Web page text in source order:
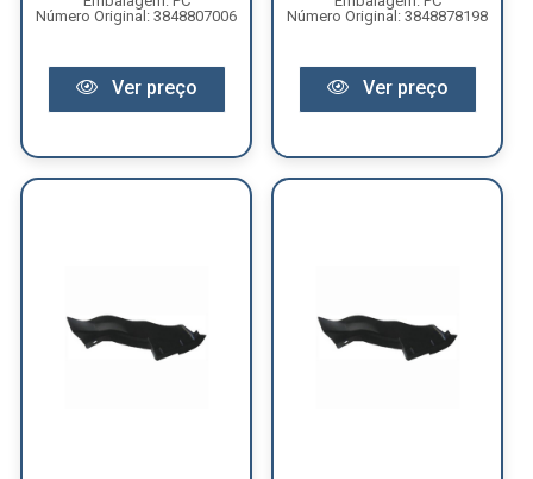
Número Original: 3848807006
Ver preço
Número Original: 3848878198
Ver preço